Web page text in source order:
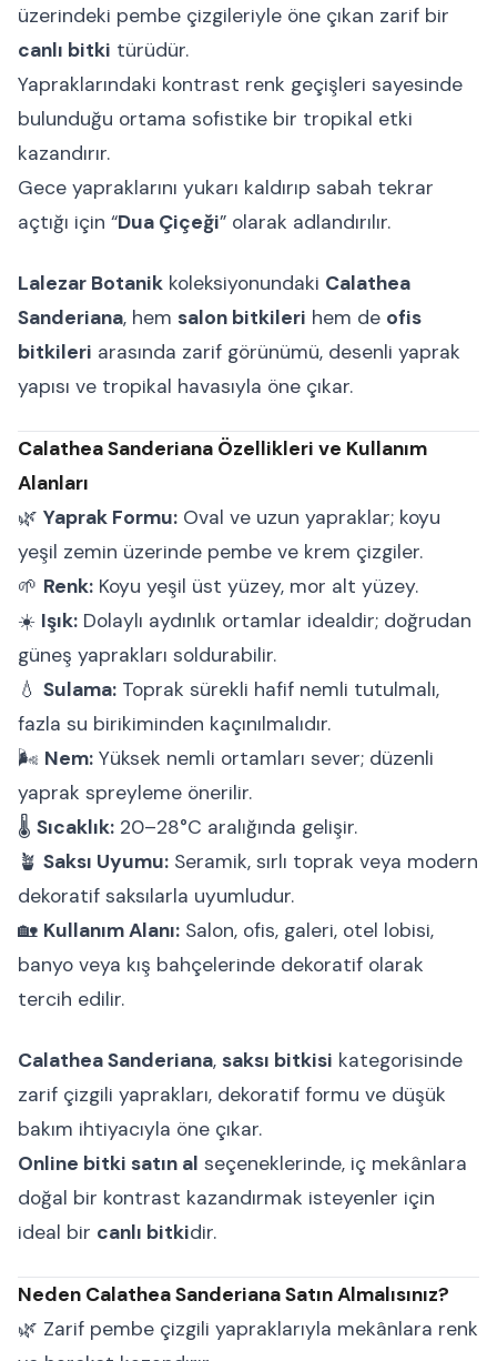
üzerindeki pembe çizgileriyle öne çıkan zarif bir
canlı bitki türüdür.
Yapraklarındaki kontrast renk geçişleri sayesinde
bulunduğu ortama sofistike bir tropikal etki
kazandırır.
Gece yapraklarını yukarı kaldırıp sabah tekrar
açtığı için “Dua Çiçeği” olarak adlandırılır.
Lalezar Botanik koleksiyonundaki Calathea
Sanderiana, hem salon bitkileri hem de ofis
bitkileri arasında zarif görünümü, desenli yaprak
yapısı ve tropikal havasıyla öne çıkar.
Calathea Sanderiana Özellikleri ve Kullanım
Alanları
🌿 Yaprak Formu: Oval ve uzun yapraklar; koyu
yeşil zemin üzerinde pembe ve krem çizgiler.
🌱 Renk: Koyu yeşil üst yüzey, mor alt yüzey.
☀️ Işık: Dolaylı aydınlık ortamlar idealdir; doğrudan
güneş yaprakları soldurabilir.
💧 Sulama: Toprak sürekli hafif nemli tutulmalı,
fazla su birikiminden kaçınılmalıdır.
🌬 Nem: Yüksek nemli ortamları sever; düzenli
yaprak spreyleme önerilir.
🌡 Sıcaklık: 20–28°C aralığında gelişir.
🪴 Saksı Uyumu: Seramik, sırlı toprak veya modern
dekoratif saksılarla uyumludur.
🏡 Kullanım Alanı: Salon, ofis, galeri, otel lobisi,
banyo veya kış bahçelerinde dekoratif olarak
tercih edilir.
Calathea Sanderiana, saksı bitkisi kategorisinde
zarif çizgili yaprakları, dekoratif formu ve düşük
bakım ihtiyacıyla öne çıkar.
Online bitki satın al seçeneklerinde, iç mekânlara
doğal bir kontrast kazandırmak isteyenler için
ideal bir canlı bitkidir.
Neden Calathea Sanderiana Satın Almalısınız?
🌿 Zarif pembe çizgili yapraklarıyla mekânlara renk